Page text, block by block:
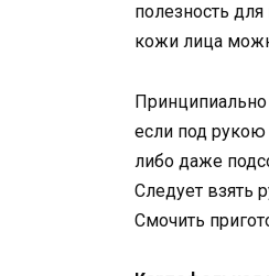
полезность
кожи лица
если под рукою
либо даже
Следует взять
Смочить